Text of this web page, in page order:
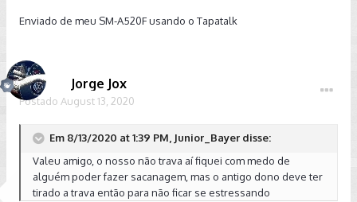
Enviado de meu SM-A520F usando o Tapatalk
Jorge Jox
Postado August 13, 2020
Em 8/13/2020 at 1:39 PM, Junior_Bayer disse:
Valeu amigo, o nosso não trava aí fiquei com medo de
alguém poder fazer sacanagem, mas o antigo dono deve ter
tirado a trava então para não ficar se estressando